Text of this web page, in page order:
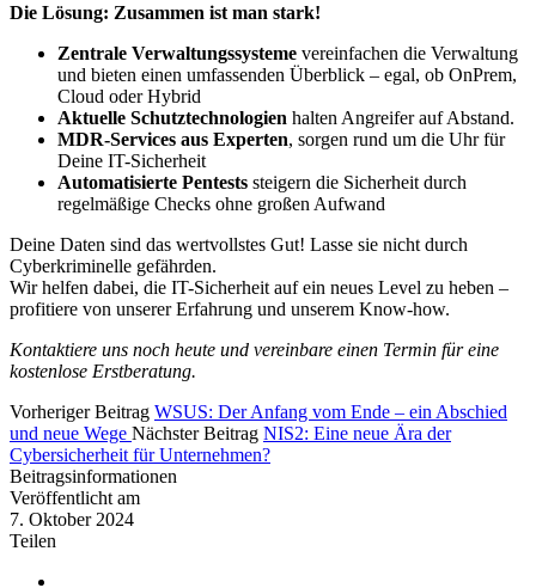
Die Lösung: Zusammen ist man stark!
Zentrale Verwaltungssysteme vereinfachen die Verwaltung
und bieten einen umfassenden Überblick – egal, ob OnPrem,
Cloud oder Hybrid
Aktuelle Schutztechnologien halten Angreifer auf Abstand.
MDR-Services aus Experten, sorgen rund um die Uhr für
Deine IT-Sicherheit
Automatisierte Pentests steigern die Sicherheit durch
regelmäßige Checks ohne großen Aufwand
Deine Daten sind das wertvollstes Gut! Lasse sie nicht durch
Cyberkriminelle gefährden.
Wir helfen dabei, die IT-Sicherheit auf ein neues Level zu heben –
profitiere von unserer Erfahrung und unserem Know-how.
Kontaktiere uns noch heute und vereinbare einen Termin für eine
kostenlose Erstberatung.
Vorheriger Beitrag WSUS: Der Anfang vom Ende – ein Abschied
und neue Wege Nächster Beitrag NIS2: Eine neue Ära der
Cybersicherheit für Unternehmen?
Beitragsinformationen
Veröffentlicht am
7. Oktober 2024
Teilen